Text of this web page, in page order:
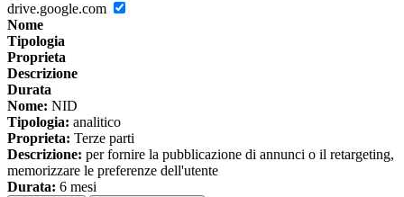
drive.google.com
Nome
Tipologia
Proprieta
Descrizione
Durata
Nome: NID
Tipologia: analitico
Proprieta: Terze parti
Descrizione: per fornire la pubblicazione di annunci o il retargeting,
memorizzare le preferenze dell'utente
Durata: 6 mesi